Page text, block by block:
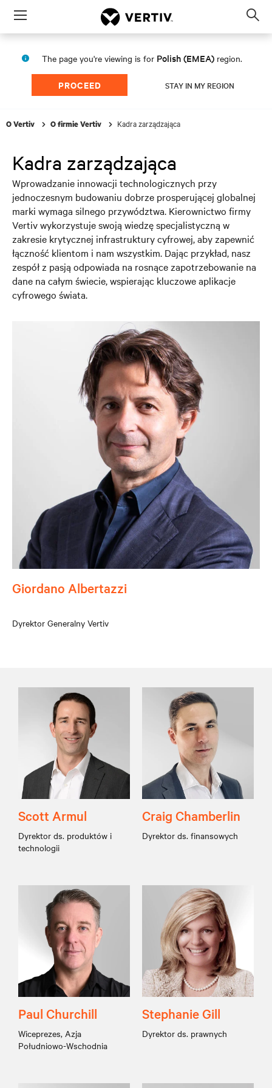
Menu
The page you're viewing is for Polish (EMEA) region.
PROCEED STAY IN MY REGION
O Vertiv O firmie Vertiv Kadra zarządzająca
Kadra zarządzająca
Wprowadzanie innowacji technologicznych przy
jednoczesnym budowaniu dobrze prosperującej globalnej
marki wymaga silnego przywództwa. Kierownictwo firmy
Vertiv wykorzystuje swoją wiedzę specjalistyczną w
zakresie krytycznej infrastruktury cyfrowej, aby zapewnić
łączność klientom i nam wszystkim. Dając przykład, nasz
zespół z pasją odpowiada na rosnące zapotrzebowanie na
dane na całym świecie, wspierając kluczowe aplikacje
cyfrowego świata.
Giordano Albertazzi
Dyrektor Generalny Vertiv
Scott Armul
Dyrektor ds. produktów i
technologii
Craig Chamberlin
Dyrektor ds. finansowych
Paul Churchill
Wiceprezes, Azja
Południowo-Wschodnia
Stephanie Gill
Dyrektor ds. prawnych